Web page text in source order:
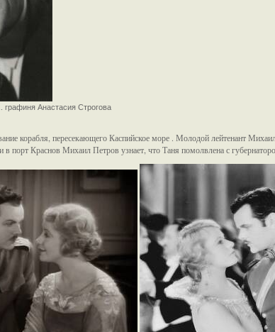
Анастасия Строгова
корабля, пересекающего Каспийское море . Молодой лейтенант
порт Краснов Михаил Петров узнает, что Таня помолвлена с